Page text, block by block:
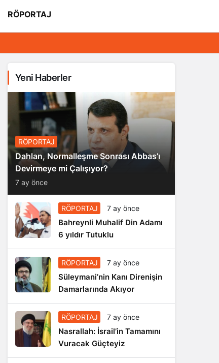
RÖPORTAJ
Yeni Haberler
RÖPORTAJ
Dahlan, Normalleşme Sonrası Abbas’ı
Devirmeye mi Çalışıyor?
7 ay önce
RÖPORTAJ 7 ay önce
Bahreynli Muhalif Din Adamı
6 yıldır Tutuklu
RÖPORTAJ 7 ay önce
Süleymani’nin Kanı Direnişin
Damarlarında Akıyor
RÖPORTAJ 7 ay önce
Nasrallah: İsrail’in Tamamını
Vuracak Güçteyiz